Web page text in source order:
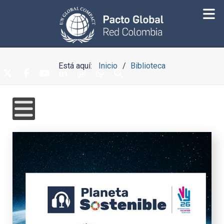
Está aquí: Inicio Biblioteca